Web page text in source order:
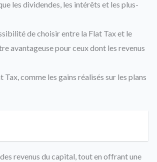
les dividendes, les intérêts et les plus-
de choisir entre la Flat Tax et le
avantageuse pour ceux dont les revenus
comme les gains réalisés sur les plans
revenus du capital, tout en offrant une